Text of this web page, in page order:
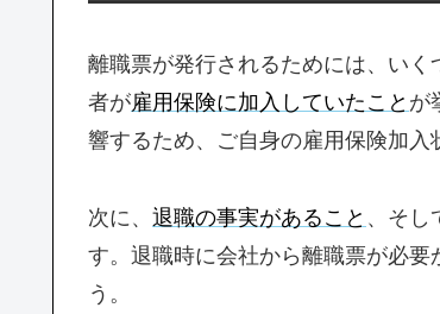
離職票が発行されるためには、い
者が雇用保険に加入していたこと が
響するため、ご自身の雇用保険加入
次に、 退職の事実があること 、そし
す。退職時に会社から離職票が必
う。